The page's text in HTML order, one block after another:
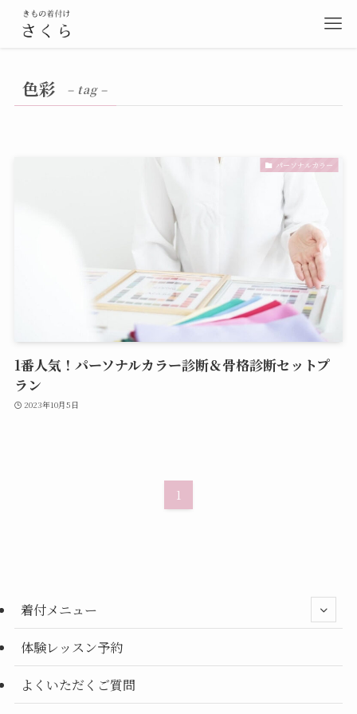
色彩 – tag –
パーソナルカラー
1番人気！パーソナルカラー診断＆骨格診断セットプ
ラン
2023年10月5日
1
着付メニュー
体験レッスン予約
よくいただくご質問